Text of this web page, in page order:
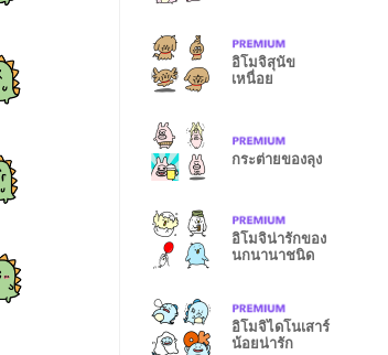
อิโมจิสุนัข
เหนื่อย
กระต่ายของลุง
อิโมจิน่ารักของ
นกนานาชนิด
อิโมจิไดโนเสาร์
น้อยน่ารัก